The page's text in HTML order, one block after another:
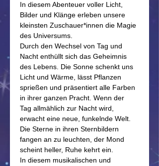
In diesem Abenteuer voller Licht,
Bilder und Klänge erleben unsere
kleinsten Zuschauer*innen die Magie
des Universums.
Durch den Wechsel von Tag und
Nacht enthüllt sich das Geheimnis
des Lebens. Die Sonne schenkt uns
Licht und Wärme, lässt Pflanzen
sprießen und präsentiert alle Farben
in ihrer ganzen Pracht. Wenn der
Tag allmählich zur Nacht wird,
erwacht eine neue, funkelnde Welt.
Die Sterne in ihren Sternbildern
fangen an zu leuchten, der Mond
scheint heller, Ruhe kehrt ein.
In diesem musikalischen und